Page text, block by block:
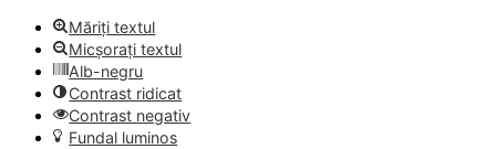
Măriți textul
Micșorați textul
Alb-negru
Contrast ridicat
Contrast negativ
Fundal luminos